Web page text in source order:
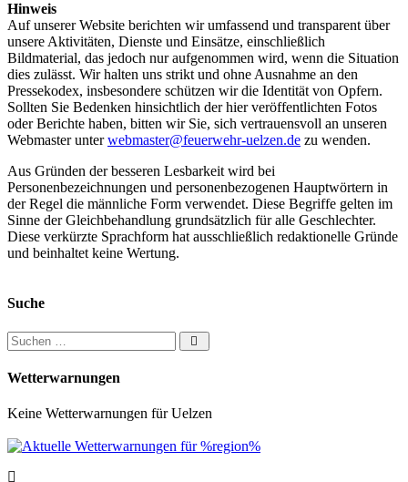
Hinweis
Auf unserer Website berichten wir umfassend und transparent über
unsere Aktivitäten, Dienste und Einsätze, einschließlich
Bildmaterial, das jedoch nur aufgenommen wird, wenn die Situation
dies zulässt. Wir halten uns strikt und ohne Ausnahme an den
Pressekodex, insbesondere schützen wir die Identität von Opfern.
Sollten Sie Bedenken hinsichtlich der hier veröffentlichten Fotos
oder Berichte haben, bitten wir Sie, sich vertrauensvoll an unseren
Webmaster unterwebmaster@feuerwehr-uelzen.de zu wenden.
Aus Gründen der besseren Lesbarkeit wird bei
Personenbezeichnungen und personenbezogenen Hauptwörtern in
der Regel die männliche Form verwendet. Diese Begriffe gelten im
Sinne der Gleichbehandlung grundsätzlich für alle Geschlechter.
Diese verkürzte Sprachform hat ausschließlich redaktionelle Gründe
und beinhaltet keine Wertung.
Suche
Suchen nach:
Wetterwarnungen
Keine Wetterwarnungen für Uelzen